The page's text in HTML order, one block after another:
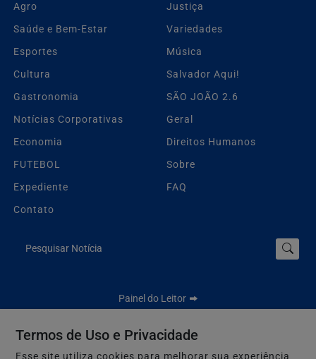
Agro
Justiça
Saúde e Bem-Estar
Variedades
Esportes
Música
Cultura
Salvador Aqui!
Gastronomia
SÃO JOÃO 2.6
Notícias Corporativas
Geral
Economia
Direitos Humanos
FUTEBOL
Sobre
Expediente
FAQ
Contato
Pesquisar Notícia
Painel do Leitor
Termos de Uso e Privacidade
Esse site utiliza cookies para melhorar sua experiência